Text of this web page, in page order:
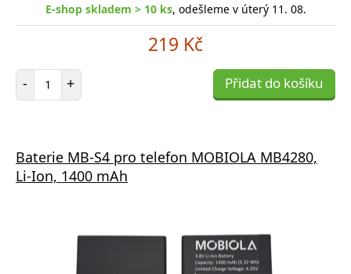
E-shop skladem > 10 ks, odešleme v úterý 11. 08.
219 Kč
- Počet položek
+ Přidat do košíku
Baterie MB-S4 pro telefon MOBIOLA MB4280,
Li-Ion, 1400 mAh